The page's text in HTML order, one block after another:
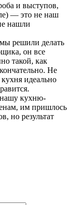
и выступов,
— это не наш
нашли
решили делать
он все
такой, как
Не
идеально
нашу кухню-
им пришлось
но результат